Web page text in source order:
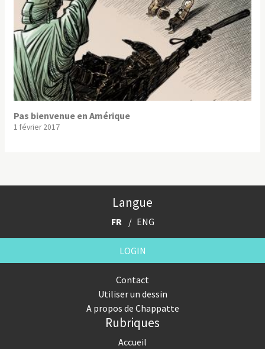
Pas bienvenue en Amérique
1 février 2017
Langue
FR ENG
LOGIN
Contact
Utiliser un dessin
A propos de Chappatte
Rubriques
Accueil